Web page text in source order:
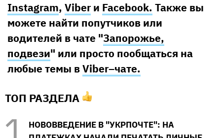
Instagram, Viber и Facebook. Также вы
можете найти попутчиков или
водителей в чате "Запорожье,
подвези" или просто пообщаться на
любые темы вViber–чате.
ТОП РАЗДЕЛА
НОВОВВЕДЕНИЕ В "УКРПОЧТЕ": НА